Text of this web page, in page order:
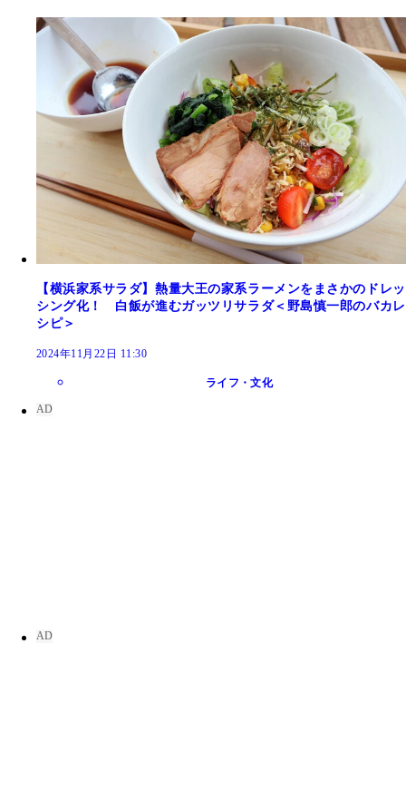
【横浜家系サラダ】熱量大王の家系ラーメンをまさかのドレッ
シング化！ 白飯が進むガッツリサラダ＜野島慎一郎のバカレ
シピ＞
2024年11月22日 11:30
ライフ・文化